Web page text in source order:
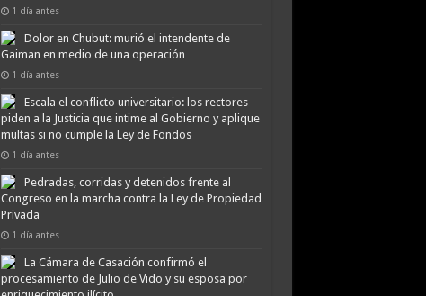
1 día antes
Dolor en Chubut: murió el intendente de
Gaiman en medio de una operación
1 día antes
Escala el conflicto universitario: los rectores
piden a la Justicia que intime al Gobierno y aplique
multas si no cumple la Ley de Fondos
1 día antes
Pedradas, corridas y detenidos frente al
Congreso en la marcha contra la Ley de Propiedad
Privada
1 día antes
La Cámara de Casación confirmó el
procesamiento de Julio de Vido y su esposa por